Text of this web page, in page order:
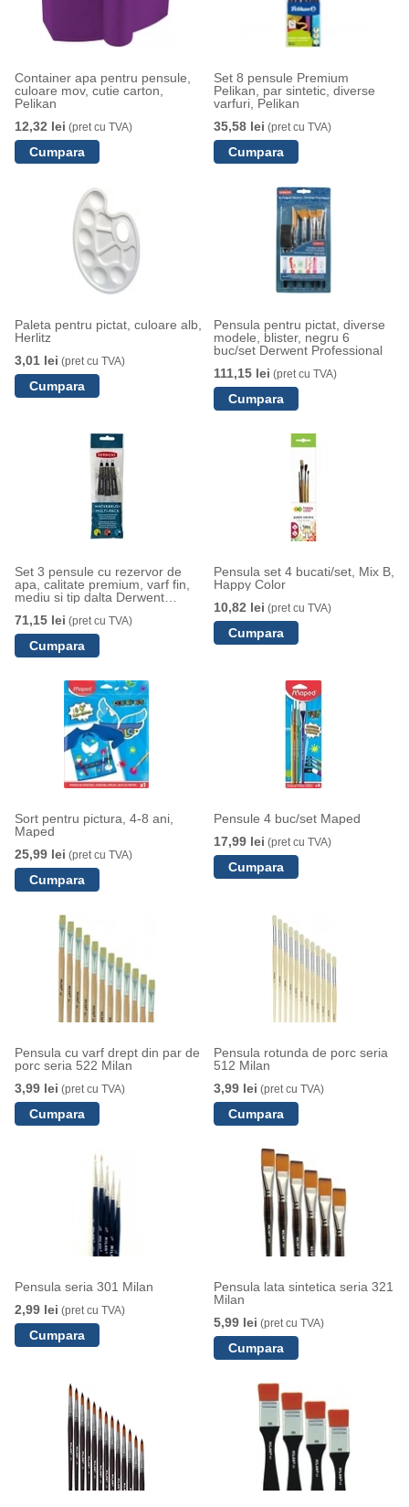
Container apa pentru pensule,
culoare mov, cutie carton,
Pelikan
12,32 lei (pret cu TVA)
Set 8 pensule Premium
Pelikan, par sintetic, diverse
varfuri, Pelikan
35,58 lei (pret cu TVA)
Paleta pentru pictat, culoare alb,
Herlitz
3,01 lei (pret cu TVA)
Pensula pentru pictat, diverse
modele, blister, negru 6
buc/set Derwent Professional
111,15 lei (pret cu TVA)
Set 3 pensule cu rezervor de
apa, calitate premium, varf fin,
mediu si tip dalta Derwent
71,15 lei (pret cu TVA)
Pensula set 4 bucati/set, Mix B,
Happy Color
10,82 lei (pret cu TVA)
Sort pentru pictura, 4-8 ani,
Maped
25,99 lei (pret cu TVA)
Pensule 4 buc/set Maped
17,99 lei (pret cu TVA)
Pensula cu varf drept din par de
porc seria 522 Milan
3,99 lei (pret cu TVA)
Pensula rotunda de porc seria
512 Milan
3,99 lei (pret cu TVA)
Pensula seria 301 Milan
2,99 lei (pret cu TVA)
Pensula lata sintetica seria 321
Milan
5,99 lei (pret cu TVA)